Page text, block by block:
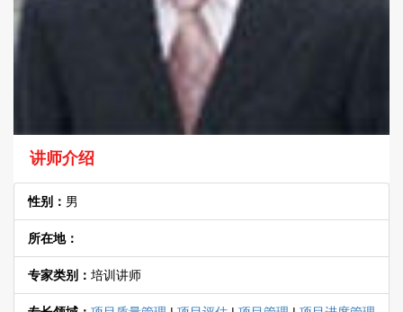
讲师介绍
性别： 男
所在地：
专家类别： 培训讲师